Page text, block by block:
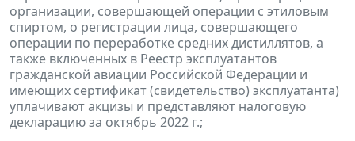
организации, совершающей операции с этиловым
спиртом, о регистрации лица, совершающего
операции по переработке средних дистиллятов, а
также включенных в Реестр эксплуатантов
гражданской авиации Российской Федерации и
имеющих сертификат (свидетельство) эксплуатанта)
уплачиваютакцизы и представляют налоговую
декларациюза октябрь 2022 г.;